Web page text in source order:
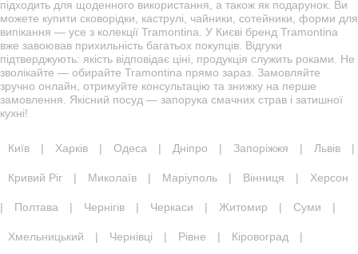
підходить для щоденного використання, а також як подарунок. Ви
можете купити сковорідки, каструлі, чайники, сотейники, форми для
випікання — усе з колекції Tramontina. У Києві бренд Tramontina
вже завоював прихильність багатьох покупців. Відгуки
підтверджують: якість відповідає ціні, продукція служить роками. Не
зволікайте — обирайте Tramontina прямо зараз. Замовляйте
зручно онлайн, отримуйте консультацію та знижку на перше
замовлення. Якісний посуд — запорука смачних страв і затишної
кухні!
Київ | Харків | Одеса | Дніпро | Запоріжжя | Львів |
Кривий Ріг | Миколаїв | Маріуполь | Вінниця | Херсон
| Полтава | Чернігів | Черкаси | Житомир | Суми |
Хмельницький | Чернівці | Рівне | Кіровоград |